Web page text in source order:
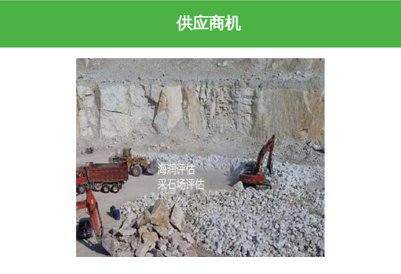
供应商机